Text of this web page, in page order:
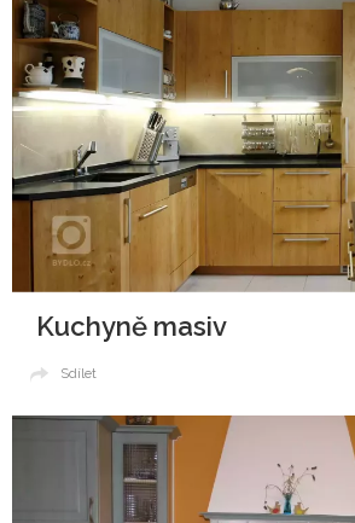
Kuchyně masiv
Sdílet